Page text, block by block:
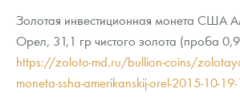
Золотая инвестиционная монета США
Орел, 31,1 гр чистого золота (проба
https://zoloto-md.ru/bullion-coins/
moneta-ssha-amerikanskij-orel-2015-10-